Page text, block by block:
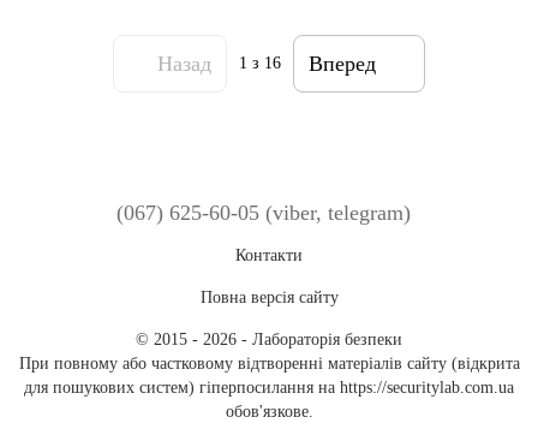
Назад 1 з 16 Вперед
(067) 625-60-05 (viber, telegram)
Контакти
Повна версія сайту
© 2015 - 2026 - Лабораторія безпеки
При повному або частковому відтворенні матеріалів сайту (відкрита
для пошукових систем) гіперпосилання на https://securitylab.com.ua
обов'язкове.